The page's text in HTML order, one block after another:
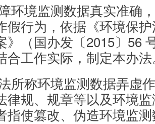
环境监测数据真实准确
假行为，依据《环境保
（国办发〔2015〕56
工作实际， 制定本办
所称环境监测数据弄虚
律规、规章等以及环境
指使篡改、伪造环境监